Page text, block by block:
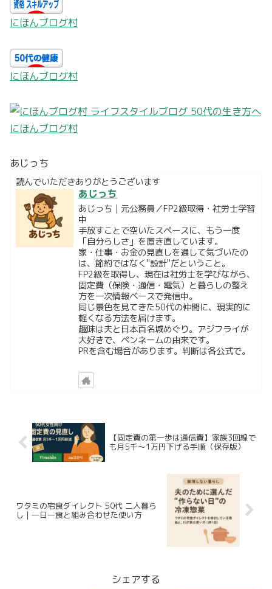
にほんブログ村
にほんブログ村
にほんブログ村
あじっち
読んでいただきありがとうございます
あじっち
あじっち｜元公務員／FP2級取得・社労士学習
中
手放すことで空いたスペースに、もう一度
「自分らしさ」を置き直しています。
家・仕事・お金の見直しを通して気づいたの
は、節約ではなく"設計"だということ。
FP2級を取得し、現在は社労士を学びながら、
固定費（保険・通信・電気）と暮らしの整え
方を一次情報ベースで発信中。
同じ景色を見てきた50代の仲間に、現実的に
軽くなる方法を届けます。
趣味は夫と日本百名城めぐり。アジフライが
大好きで、ペンネームの由来です。
PRを含む場合があります。判断は各公式で。
【固定費の第一歩は通信費】家族3回線で
も月5千〜1万円下げる手順（保存版）
ワタミの宅食ダイレクト 50代 二人暮ら
し｜一日一食と組み合わせた使い方
シェアする